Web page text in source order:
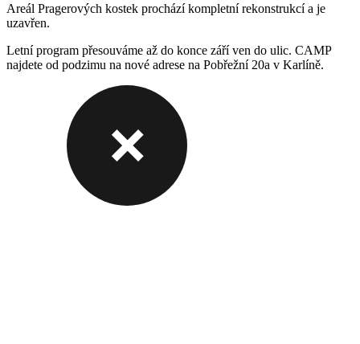
Areál Pragerových kostek prochází kompletní rekonstrukcí a je
uzavřen.
Letní program přesouváme až do konce září ven do ulic. CAMP
najdete od podzimu na nové adrese na Pobřežní 20a v Karlíně.